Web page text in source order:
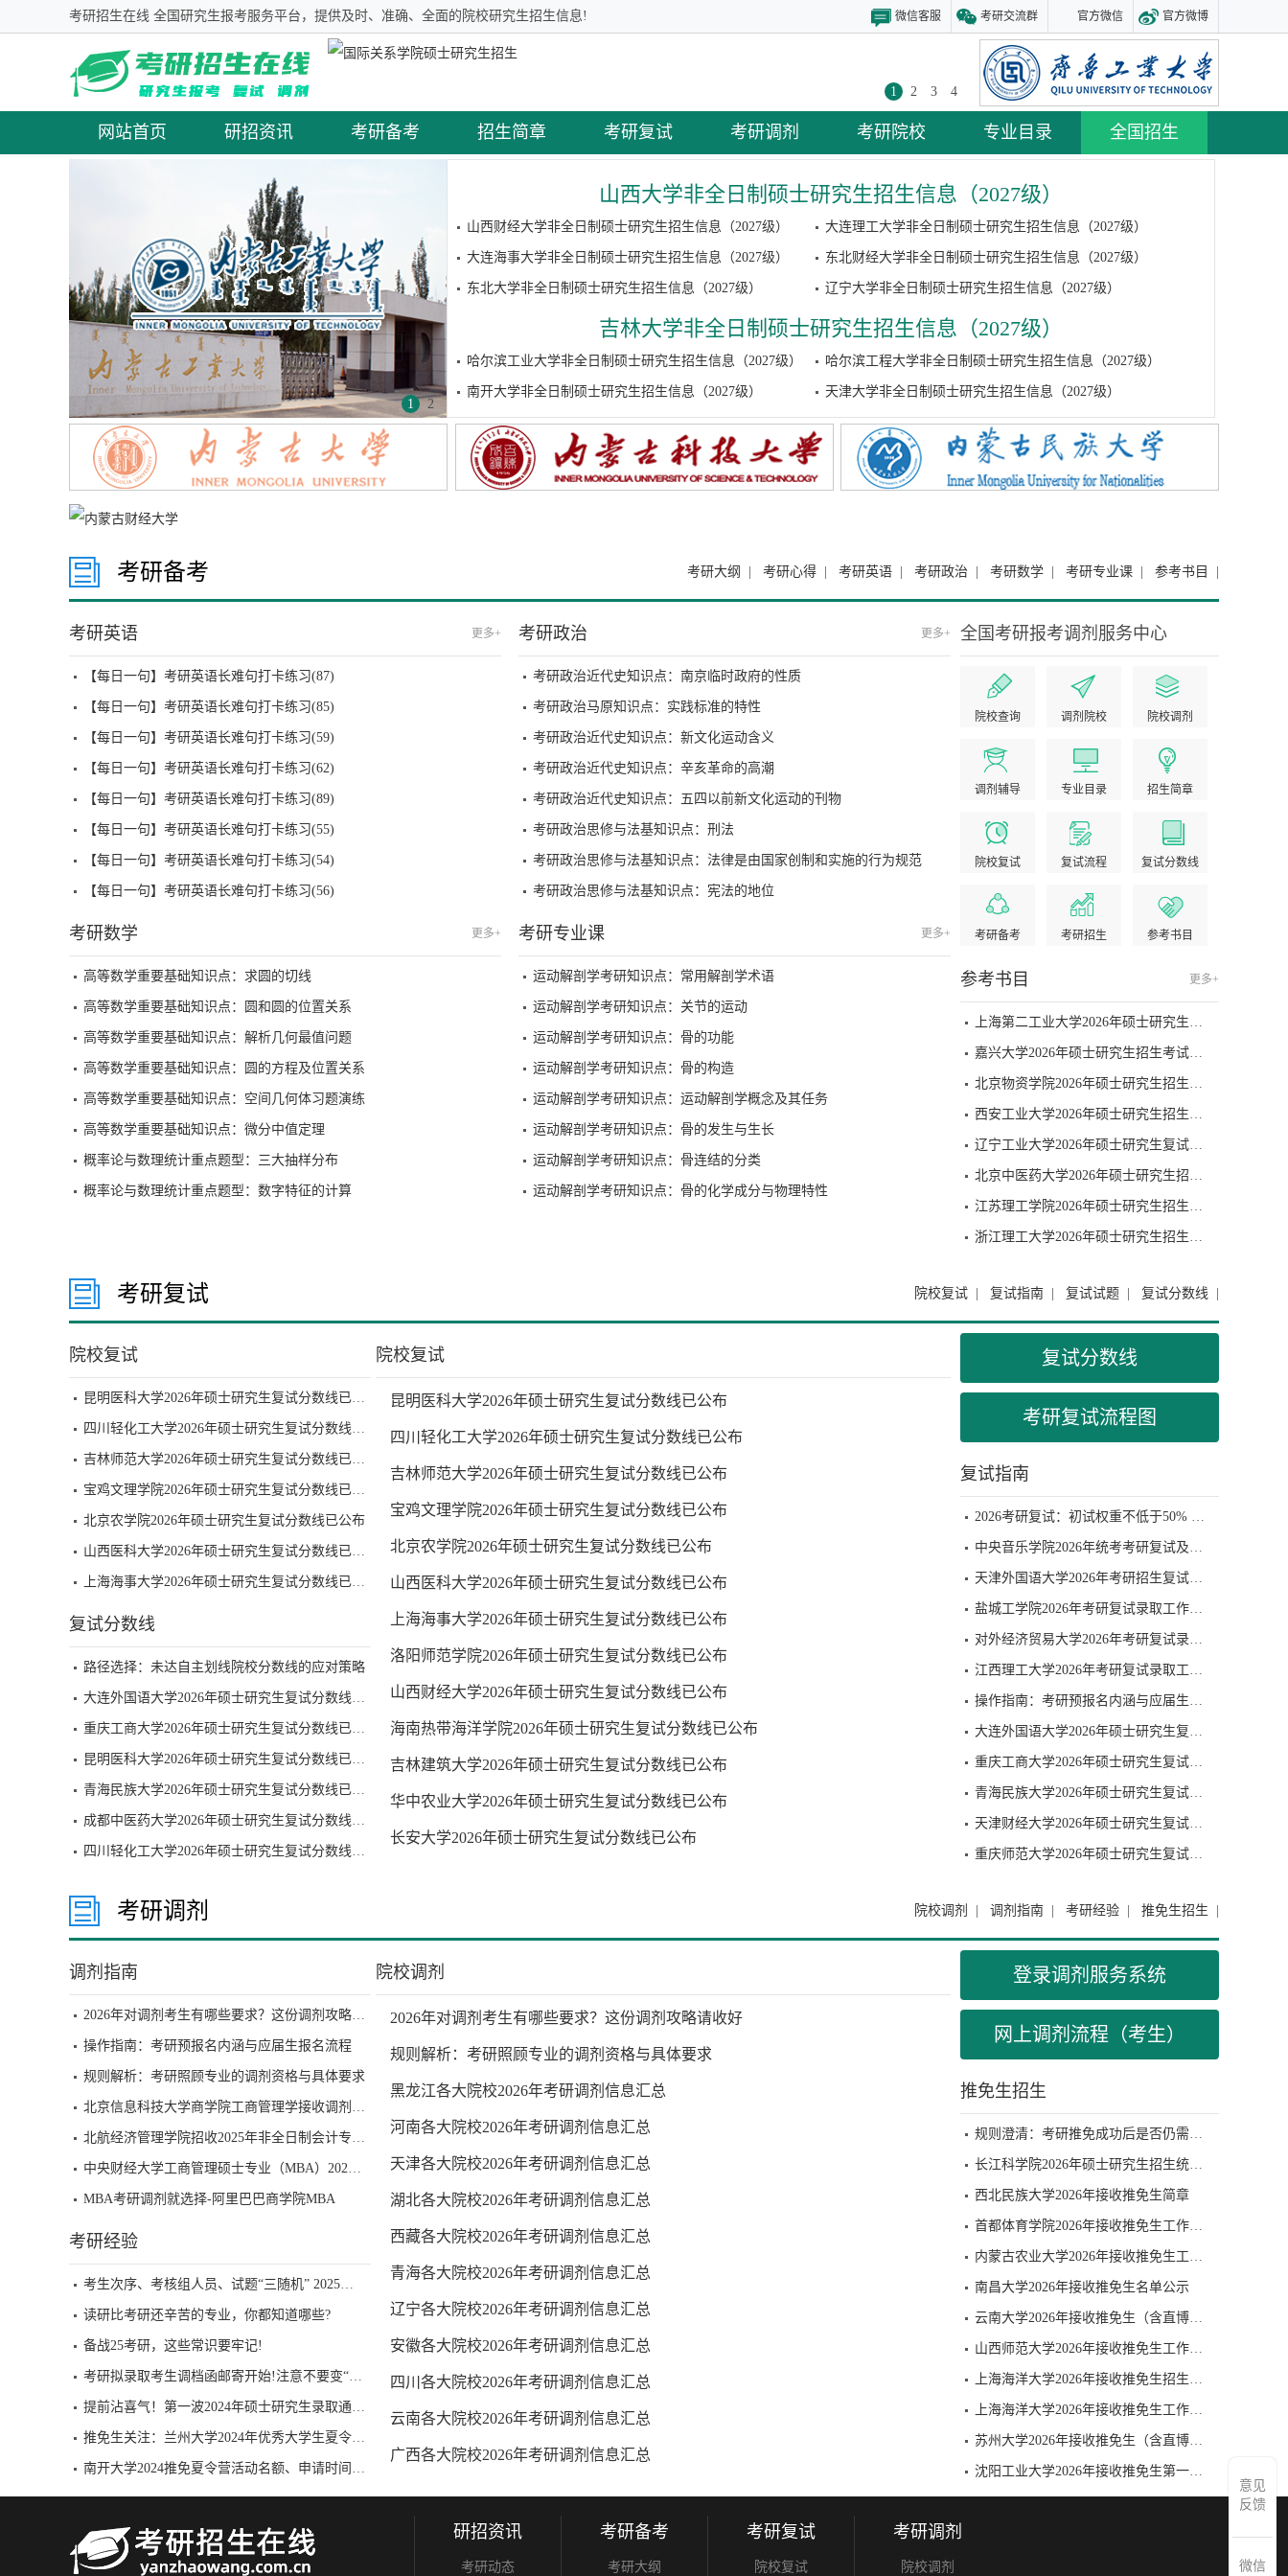
考研招生在线 全国研究生报考服务平台，提供及时、准确、全面的院校研究生招生信息! 官方微博
官方微信
考研交流群
微信客服
1 2 3 4
网站首页 研招资讯 考研备考 招生简章 考研复试 考研调剂 考研院校 专业目录 全国招生
1 2
山西大学非全日制硕士研究生招生信息（2027级）
山西财经大学非全日制硕士研究生招生信息（2027级） 大连理工大学非全日制硕士研究生招生信息（2027级）
大连海事大学非全日制硕士研究生招生信息（2027级） 东北财经大学非全日制硕士研究生招生信息（2027级）
东北大学非全日制硕士研究生招生信息（2027级） 辽宁大学非全日制硕士研究生招生信息（2027级）
吉林大学非全日制硕士研究生招生信息（2027级）
哈尔滨工业大学非全日制硕士研究生招生信息（2027级） 哈尔滨工程大学非全日制硕士研究生招生信息（2027级）
南开大学非全日制硕士研究生招生信息（2027级） 天津大学非全日制硕士研究生招生信息（2027级）
考研备考 考研大纲 考研心得 考研英语 考研政治 考研数学 考研专业课 参考书目
考研政治 更多+
考研政治近代史知识点：南京临时政府的性质
考研政治马原知识点：实践标准的特性
考研政治近代史知识点：新文化运动含义
考研政治近代史知识点：辛亥革命的高潮
考研政治近代史知识点：五四以前新文化运动的刊物
考研政治思修与法基知识点：刑法
考研政治思修与法基知识点：法律是由国家创制和实施的行为规范
考研政治思修与法基知识点：宪法的地位
考研英语 更多+
【每日一句】考研英语长难句打卡练习(87)
【每日一句】考研英语长难句打卡练习(85)
【每日一句】考研英语长难句打卡练习(59)
【每日一句】考研英语长难句打卡练习(62)
【每日一句】考研英语长难句打卡练习(89)
【每日一句】考研英语长难句打卡练习(55)
【每日一句】考研英语长难句打卡练习(54)
【每日一句】考研英语长难句打卡练习(56)
考研专业课 更多+
运动解剖学考研知识点：常用解剖学术语
运动解剖学考研知识点：关节的运动
运动解剖学考研知识点：骨的功能
运动解剖学考研知识点：骨的构造
运动解剖学考研知识点：运动解剖学概念及其任务
运动解剖学考研知识点：骨的发生与生长
运动解剖学考研知识点：骨连结的分类
运动解剖学考研知识点：骨的化学成分与物理特性
考研数学 更多+
高等数学重要基础知识点：求圆的切线
高等数学重要基础知识点：圆和圆的位置关系
高等数学重要基础知识点：解析几何最值问题
高等数学重要基础知识点：圆的方程及位置关系
高等数学重要基础知识点：空间几何体习题演练
高等数学重要基础知识点：微分中值定理
概率论与数理统计重点题型：三大抽样分布
概率论与数理统计重点题型：数字特征的计算
全国考研报考调剂服务中心
院校查询 调剂院校 院校调剂
调剂辅导 专业目录 招生简章
院校复试 复试流程 复试分数线
考研备考 考研招生 参考书目
参考书目 更多+
上海第二工业大学2026年硕士研究生招生考试复试（含同等学力）科目及参考书目
嘉兴大学2026年硕士研究生招生考试复试参考书目
北京物资学院2026年硕士研究生招生考试复试参考书目
西安工业大学2026年硕士研究生招生考试复试笔试参考书目
辽宁工业大学2026年硕士研究生复试专业课科目及参考书
北京中医药大学2026年硕士研究生招生考试复试笔试参考书目
江苏理工学院2026年硕士研究生招生考试复试科目主要参考书和同等学力加试科目
浙江理工大学2026年硕士研究生招生入学考试复试科目所用教材或主要参考书
考研复试 院校复试 复试指南 复试试题 复试分数线
院校复试
昆明医科大学2026年硕士研究生复试分数线已公布
四川轻化工大学2026年硕士研究生复试分数线已公布
吉林师范大学2026年硕士研究生复试分数线已公布
宝鸡文理学院2026年硕士研究生复试分数线已公布
北京农学院2026年硕士研究生复试分数线已公布
山西医科大学2026年硕士研究生复试分数线已公布
上海海事大学2026年硕士研究生复试分数线已公布
复试分数线
路径选择：未达自主划线院校分数线的应对策略
大连外国语大学2026年硕士研究生复试分数线已公布
重庆工商大学2026年硕士研究生复试分数线已公布
昆明医科大学2026年硕士研究生复试分数线已公布
青海民族大学2026年硕士研究生复试分数线已公布
成都中医药大学2026年硕士研究生复试分数线已公布
四川轻化工大学2026年硕士研究生复试分数线已公布
院校复试
昆明医科大学2026年硕士研究生复试分数线已公布
四川轻化工大学2026年硕士研究生复试分数线已公布
吉林师范大学2026年硕士研究生复试分数线已公布
宝鸡文理学院2026年硕士研究生复试分数线已公布
北京农学院2026年硕士研究生复试分数线已公布
山西医科大学2026年硕士研究生复试分数线已公布
上海海事大学2026年硕士研究生复试分数线已公布
洛阳师范学院2026年硕士研究生复试分数线已公布
山西财经大学2026年硕士研究生复试分数线已公布
海南热带海洋学院2026年硕士研究生复试分数线已公布
吉林建筑大学2026年硕士研究生复试分数线已公布
华中农业大学2026年硕士研究生复试分数线已公布
长安大学2026年硕士研究生复试分数线已公布
复试分数线
考研复试流程图
复试指南
2026考研复试：初试权重不低于50% 面试为必要环节
中央音乐学院2026年统考考研复试及拟录取办法
天津外国语大学2026年考研招生复试录取工作办法
盐城工学院2026年考研复试录取工作办法3
对外经济贸易大学2026年考研复试录取办法
江西理工大学2026年考研复试录取工作办法-
操作指南：考研预报名内涵与应届生报名流程
大连外国语大学2026年硕士研究生复试分数线已公布
重庆工商大学2026年硕士研究生复试分数线已公布
青海民族大学2026年硕士研究生复试分数线已公布
天津财经大学2026年硕士研究生复试分数线已公布
重庆师范大学2026年硕士研究生复试分数线已公布
考研调剂 院校调剂 调剂指南 考研经验 推免生招生
调剂指南
2026年对调剂考生有哪些要求？这份调剂攻略请收好
操作指南：考研预报名内涵与应届生报名流程
规则解析：考研照顾专业的调剂资格与具体要求
北京信息科技大学商学院工商管理学接收调剂通知
北航经济管理学院招收2025年非全日制会计专业硕士研究生（MPAcc）调剂工作办法
中央财经大学工商管理硕士专业（MBA）2025年调剂批考生复试安排及录取原则
MBA考研调剂就选择-阿里巴巴商学院MBA
考研经验
考生次序、考核组人员、试题“三随机” 2025考研复试还有哪些新特点？
读研比考研还辛苦的专业，你都知道哪些?
备战25考研，这些常识要牢记!
考研拟录取考生调档函邮寄开始!注意不要变“死档”!!
提前沾喜气！第一波2024年硕士研究生录取通知书已到手！
推免生关注：兰州大学2024年优秀大学生夏令营招生公告重磅发布！
南开大学2024推免夏令营活动名额、申请时间一览表已公布
院校调剂
2026年对调剂考生有哪些要求？这份调剂攻略请收好
规则解析：考研照顾专业的调剂资格与具体要求
黑龙江各大院校2026年考研调剂信息汇总
河南各大院校2026年考研调剂信息汇总
天津各大院校2026年考研调剂信息汇总
湖北各大院校2026年考研调剂信息汇总
西藏各大院校2026年考研调剂信息汇总
青海各大院校2026年考研调剂信息汇总
辽宁各大院校2026年考研调剂信息汇总
安徽各大院校2026年考研调剂信息汇总
四川各大院校2026年考研调剂信息汇总
云南各大院校2026年考研调剂信息汇总
广西各大院校2026年考研调剂信息汇总
登录调剂服务系统
网上调剂流程（考生）
推免生招生
规则澄清：考研推免成功后是否仍需参加复试
长江科学院2026年硕士研究生招生统考（推免）专业目录已公布
西北民族大学2026年接收推免生简章
首都体育学院2026年接收推免生工作办法
内蒙古农业大学2026年接收推免生工作办法
南昌大学2026年接收推免生名单公示
云南大学2026年接收推免生（含直博生）章程
山西师范大学2026年接收推免生工作的通知
上海海洋大学2026年接收推免生招生专业目录
上海海洋大学2026年接收推免生工作实施办法
苏州大学2026年接收推免生（含直博生） 招生简章
沈阳工业大学2026年接收推免生第一批次复试时间地点安排
研招资讯
考研动态
考研备考
考研大纲
考研复试
院校复试
考研调剂
院校调剂
意见
反馈
微信